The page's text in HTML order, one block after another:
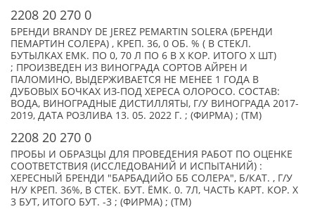
2208 20 270 0
БРЕНДИ BRANDY DE JEREZ PEMARTIN SOLERA (БРЕНДИ
ПЕМАРТИН СОЛЕРА) , КРЕП. 36, 0 ОБ. % ( В СТЕКЛ.
БУТЫЛКАХ ЕМК. ПО 0, 70 Л ПО 6 В X КОР. ИТОГО X ШТ)
; ПРОИЗВЕДЕН ИЗ ВИНОГРАДА СОРТОВ АЙРЕН И
ПАЛОМИНО, ВЫДЕРЖИВАЕТСЯ НЕ МЕНЕЕ 1 ГОДА В
ДУБОВЫХ БОЧКАХ ИЗ-ПОД ХЕРЕСА ОЛОРОСО. СОСТАВ:
ВОДА, ВИНОГРАДНЫЕ ДИСТИЛЛЯТЫ, Г/У ВИНОГРАДА 2017-
2019, ДАТА РОЗЛИВА 13. 05. 2022 Г. ; (ФИРМА) ; (TM)
2208 20 270 0
ПРОБЫ И ОБРАЗЦЫ ДЛЯ ПРОВЕДЕНИЯ РАБОТ ПО ОЦЕНКЕ
СООТВЕТСТВИЯ (ИССЛЕДОВАНИЙ И ИСПЫТАНИЙ) :
ХЕРЕСНЫЙ БРЕНДИ "БАРБАДИЙО ББ СОЛЕРА", Б/КАТ. , Г/У
Н/У КРЕП. 36%, В СТЕК. БУТ. ЁМК. 0. 7Л, ЧАСТЬ КАРТ. КОР. Х
3 БУТ, ИТОГО БУТ. -3 ; (ФИРМА) ; (TM)